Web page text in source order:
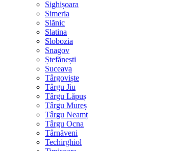
Sighișoara
Simeria
Slănic
Slatina
Slobozia
Snagov
Ștefănești
Suceava
Târgoviște
Târgu Jiu
Târgu Lăpuș
Târgu Mureș
Târgu Neamț
Târgu Ocna
Târnăveni
Techirghiol